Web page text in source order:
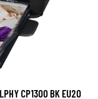
CP1300 BK EU20